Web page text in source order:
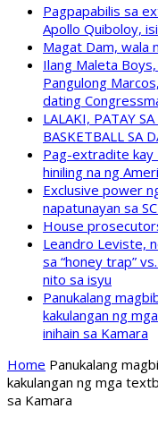
Pagpapabilis sa
Apollo Quiboloy,
Magat Dam, wala
Ilang Maleta
Pangulong
dating
LALAKI, PATAY
BASKETBALL SA
Pag-extradite kay
hiniling na ng
Exclusive power
napatunayan sa
House
Leandro Leviste,
sa “honey trap”
nito sa isyu
Panukalang
kakulangan ng
inihain sa Kamara
Home Panukalang
kakulangan ng mga
sa Kamara